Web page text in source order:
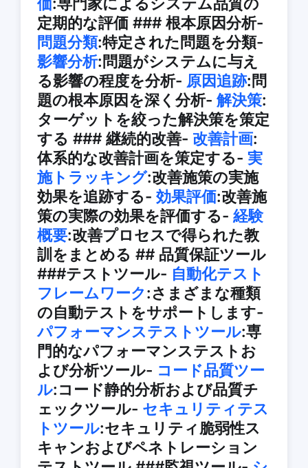
定期的な評価 ### 根本原因分析-
問題分類:特定された問題を分類-
影響分析:問題がシステムに与え
る影響の程度を分析- 原因追跡:問
題の根本原因を深く分析- 解決策:
ターゲットを絞った解決策を策定
する ### 継続的改善- 改善計画:
体系的な改善計画を策定する- 実
施トラッキング:改善施策の実施
効果を追跡する- 効果評価:改善施
策の実際の効果を評価する- 経験
概要:改善プロセスで得られた教
訓をまとめる ## 品質保証ツール
###テストツール- 自動化テスト
フレームワーク:さまざまな種類
の自動テストをサポートします-
パフォーマンステストツール:専
門的なパフォーマンステストお
よび分析ツール- コード品質ツー
ル:コード静的分析および品質チ
ェックツール- セキュリティテス
トツール:セキュリティ脆弱性ス
キャンおよびペネトレーション